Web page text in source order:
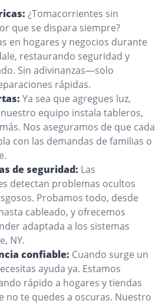
¿Tomacorrientes sin
que se dispara siempre?
en hogares y negocios durante
restaurando seguridad y
Sin adivinanzas—solo
rápidas.
Ya sea que agregues luz,
equipo instala tableros,
Nos aseguramos de que cada
con las demandas de familias o
de seguridad: Las
detectan problemas ocultos
Probamos todo, desde
cableado, y ofrecemos
adaptada a los sistemas
NY.
confiable: Cuando surge un
ayuda ya. Estamos
rápido a hogares y tiendas
no te quedes a oscuras. Nuestro